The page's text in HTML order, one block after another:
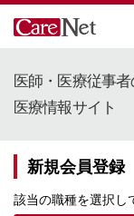
医師・医療従事
医療情報サイト
新規会員登録
該当の職種を選択し